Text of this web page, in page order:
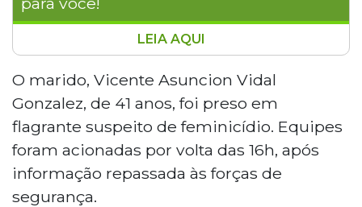
Zelita Rodrigues de Souza, de 74 anos, foi
encontrada morta dentro de sua casa em
Mundo Novo (MS). O marido, Vicente
Gonzalez, de 41 anos, foi preso em
flagrante por suspeita de feminicídio. A
vítima apresentava lesões na nuca e
cabelo arrancado. Vizinhos relataram
histórico de brigas e consumo de álcool
LEIA AQUI
O marido, Vicente Asuncion Vidal
Gonzalez, de 41 anos, foi preso em
flagrante suspeito de feminicídio. Equipes
foram acionadas por volta das 16h, após
informação repassada às forças de
segurança.